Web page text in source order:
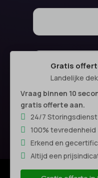
Gratis
Landelijke
Vraag binnen 10
gratis offerte aan.
24/7 Storingsdienst
100% tevredenheid
Erkend en
Altijd een
© Copyright SA